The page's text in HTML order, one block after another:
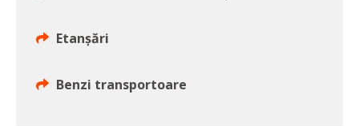
Etanșări
Benzi transportoare